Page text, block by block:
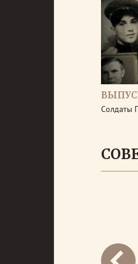
Солдаты